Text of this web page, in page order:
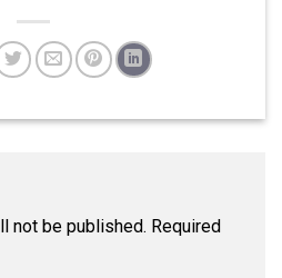
not be published. Required